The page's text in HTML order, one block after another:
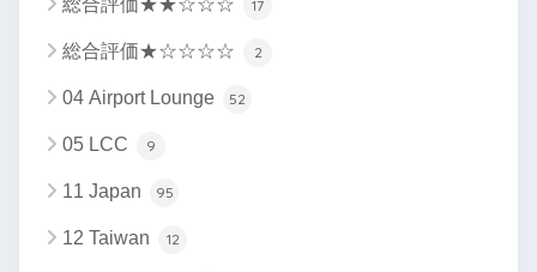
総合評価★★☆☆☆ 17
総合評価★☆☆☆☆ 2
04 Airport Lounge 52
05 LCC 9
11 Japan 95
12 Taiwan 12